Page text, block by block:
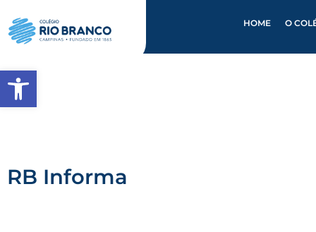
HOME O
RB Informa
Abrir a barra de ferramentas